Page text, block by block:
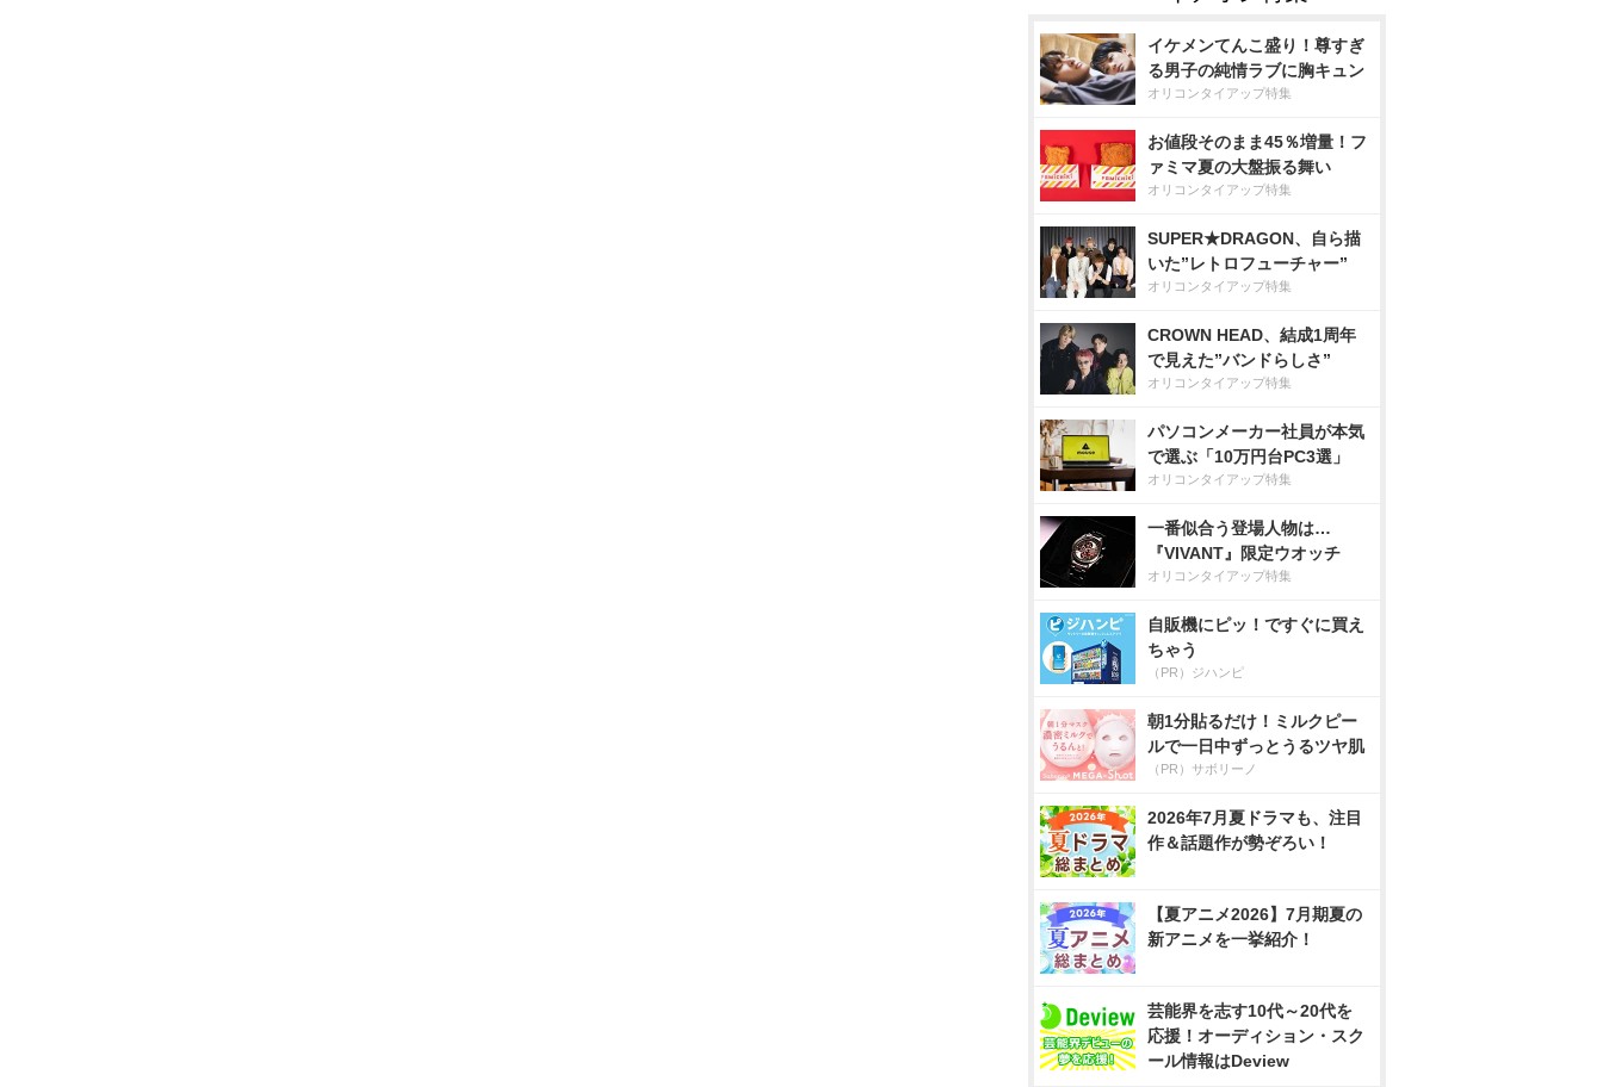
イケメンてんこ盛り！尊すぎ
る男子の純情ラブに胸キュン
オリコンタイアップ特集
お値段そのまま45％増量！フ
ァミマ夏の大盤振る舞い
オリコンタイアップ特集
SUPER★DRAGON、自ら描
いた”レトロフューチャー”
オリコンタイアップ特集
CROWN HEAD、結成1周年
で見えた”バンドらしさ”
オリコンタイアップ特集
パソコンメーカー社員が本気
で選ぶ「10万円台PC3選」
オリコンタイアップ特集
一番似合う登場人物は…
『VIVANT』限定ウオッチ
オリコンタイアップ特集
自販機にピッ！ですぐに買え
ちゃう
（PR）ジハンピ
朝1分貼るだけ！ミルクピー
ルで一日中ずっとうるツヤ肌
（PR）サボリーノ
2026年7月夏ドラマも、注目
作＆話題作が勢ぞろい！
【夏アニメ2026】7月期夏の
新アニメを一挙紹介！
芸能界を志す10代～20代を
応援！オーディション・スク
ール情報はDeview